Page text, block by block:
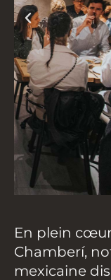
En plein
Chamberí,
mexicaine